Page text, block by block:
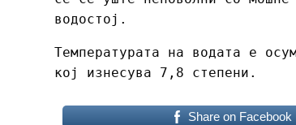
водостој.
Температурата на водата е
кој изнесува 7,8 степени.
Share on Facebook